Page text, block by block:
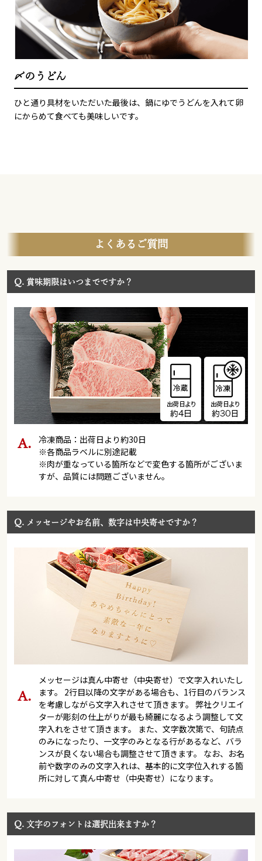
〆のうどん
ひと通り具材をいただいた最後は、鍋にゆでうどんを入れて卵
にからめて食べても美味しいです。
よくあるご質問
Q. 賞味期限はいつまでですか？
冷凍商品：出荷日より約30日
※各商品ラベルに別途記載
※肉が重なっている箇所などで変色する箇所がございま
すが、品質には問題ございません。
Q. メッセージやお名前、数字は中央寄せですか？
メッセージは真ん中寄せ（中央寄せ）で文字入れいたし
ます。 2行目以降の文字がある場合も、1行目のバランス
を考慮しながら文字入れさせて頂きます。 弊社クリエイ
ターが彫刻の仕上がりが最も綺麗になるよう調整して文
字入れをさせて頂きます。 また、文字数次第で、句読点
のみになったり、一文字のみとなる行があるなど、バラ
ンスが良くない場合も調整させて頂きます。 なお、お名
前や数字のみの文字入れは、基本的に文字位入れする箇
所に対して真ん中寄せ（中央寄せ）になります。
Q. 文字のフォントは選択出来ますか？